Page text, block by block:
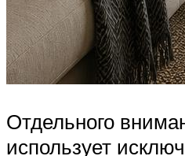
Отдельного
использует